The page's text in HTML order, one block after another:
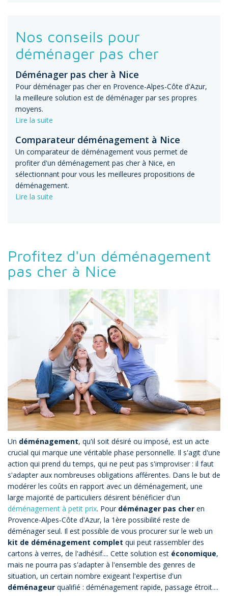
Nos conseils pour
déménager pas cher
Déménager pas cher à Nice
Pour déménager pas cher en Provence-Alpes-Côte d'Azur,
la meilleure solution est de déménager par ses propres
moyens.
Lire la suite
Comparateur déménagement à Nice
Un comparateur de déménagement vous permet de
profiter d'un déménagement pas cher à Nice, en
sélectionnant pour vous les meilleures propositions de
déménagement.
Lire la suite
Profitez d'un déménagement
pas cher à Nice
Un déménagement, qu'il soit désiré ou imposé, est un acte
crucial qui marque une véritable phase personnelle. Il s'agit d'une
action qui prend du temps, qui ne peut pas s'improviser : il faut
s'adapter aux nombreuses obligations afférentes. Dans le but de
modérer les coûts en rapport avec un déménagement, une
large majorité de particuliers désirent bénéficier d'un
déménagement à petit prix. Pour déménager pas cher en
Provence-Alpes-Côte d'Azur, la 1ère possibilité reste de
déménager seul. Il est possible de vous procurer sur le web un
kit de déménagement complet qui peut rassembler des
cartons à verres, de l'adhésif.... Cette solution est économique,
mais ne pourra pas s'adapter à l'ensemble des genres de
situation, un certain nombre exigeant l'expertise d'un
déménageur qualifié : déménagement rapide, passage étroit....